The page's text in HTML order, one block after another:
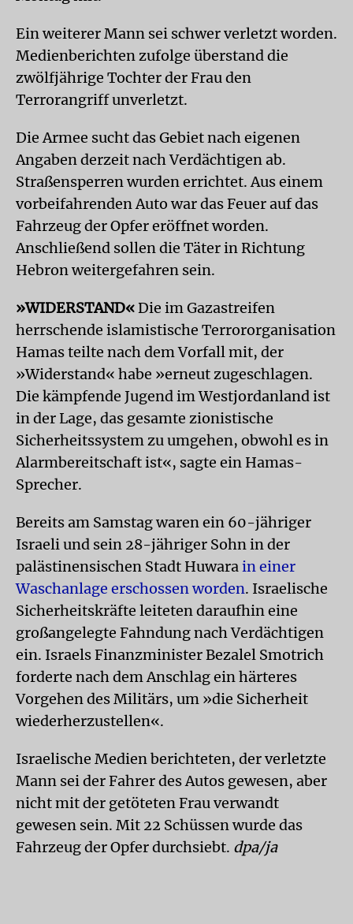
Ein weiterer Mann sei schwer verletzt worden.
Medienberichten zufolge überstand die
zwölfjährige Tochter der Frau den
Terrorangriff unverletzt.
Die Armee sucht das Gebiet nach eigenen
Angaben derzeit nach Verdächtigen ab.
Straßensperren wurden errichtet. Aus einem
vorbeifahrenden Auto war das Feuer auf das
Fahrzeug der Opfer eröffnet worden.
Anschließend sollen die Täter in Richtung
Hebron weitergefahren sein.
»WIDERSTAND«Die im Gazastreifen
herrschende islamistische Terrororganisation
Hamas teilte nach dem Vorfall mit, der
»Widerstand« habe »erneut zugeschlagen.
Die kämpfende Jugend im Westjordanland ist
in der Lage, das gesamte zionistische
Sicherheitssystem zu umgehen, obwohl es in
Alarmbereitschaft ist«, sagte ein Hamas-
Sprecher.
Bereits am Samstag waren ein 60-jähriger
Israeli und sein 28-jähriger Sohn in der
palästinensischen Stadt Huwarain einer
Waschanlage erschossen worden. Israelische
Sicherheitskräfte leiteten daraufhin eine
großangelegte Fahndung nach Verdächtigen
ein. Israels Finanzminister Bezalel Smotrich
forderte nach dem Anschlag ein härteres
Vorgehen des Militärs, um »die Sicherheit
wiederherzustellen«.
Israelische Medien berichteten, der verletzte
Mann sei der Fahrer des Autos gewesen, aber
nicht mit der getöteten Frau verwandt
gewesen sein. Mit 22 Schüssen wurde das
Fahrzeug der Opfer durchsiebt. dpa/ja